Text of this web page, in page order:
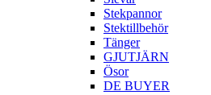
Stekpannor
Stektillbehör
Tänger
GJUTJÄRN
Ösor
DE BUYER